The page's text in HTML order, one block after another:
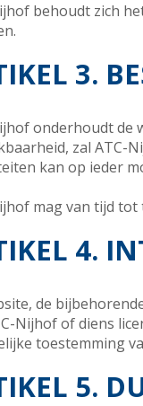
behoudt zich
3.
onderhoudt de
zal ATC-
kan op ieder
mag van tijd tot
4.
de
Nijhof of diens
toestemming
5.